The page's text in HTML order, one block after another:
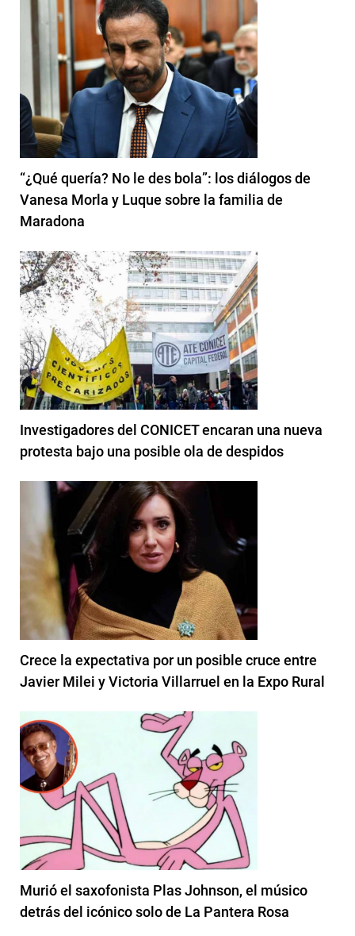
“¿Qué quería? No le des bola”: los diálogos de
Vanesa Morla y Luque sobre la familia de
Maradona
Investigadores del CONICET encaran una nueva
protesta bajo una posible ola de despidos
Crece la expectativa por un posible cruce entre
Javier Milei y Victoria Villarruel en la Expo Rural
Murió el saxofonista Plas Johnson, el músico
detrás del icónico solo de La Pantera Rosa